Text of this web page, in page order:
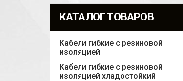
КАТАЛОГ ТОВАРОВ
Кабели гибкие с резиновой
изоляцией
Кабели гибкие с резиновой
изоляцией хладостойкий